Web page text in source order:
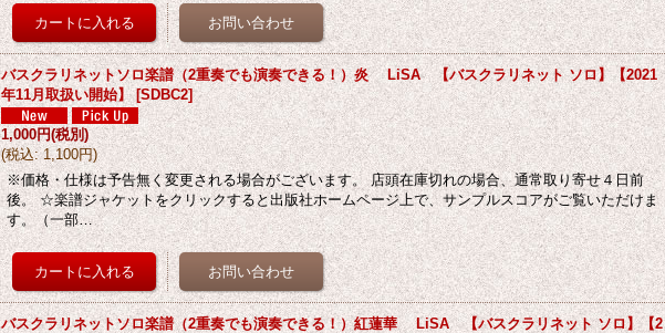
バスクラリネットソロ楽譜（2重奏でも演奏できる！）炎 LiSA 【バスクラリネット ソロ】【2021
年11月取扱い開始】 [SDBC2]
1,000円(税別)
(税込: 1,100円)
※価格・仕様は予告無く変更される場合がございます。 店頭在庫切れの場合、通常取り寄せ４日前
後。 ☆楽譜ジャケットをクリックすると出版社ホームページ上で、サンプルスコアがご覧いただけま
す。（一部…
バスクラリネットソロ楽譜（2重奏でも演奏できる！）紅蓮華 LiSA 【バスクラリネット ソロ】【2